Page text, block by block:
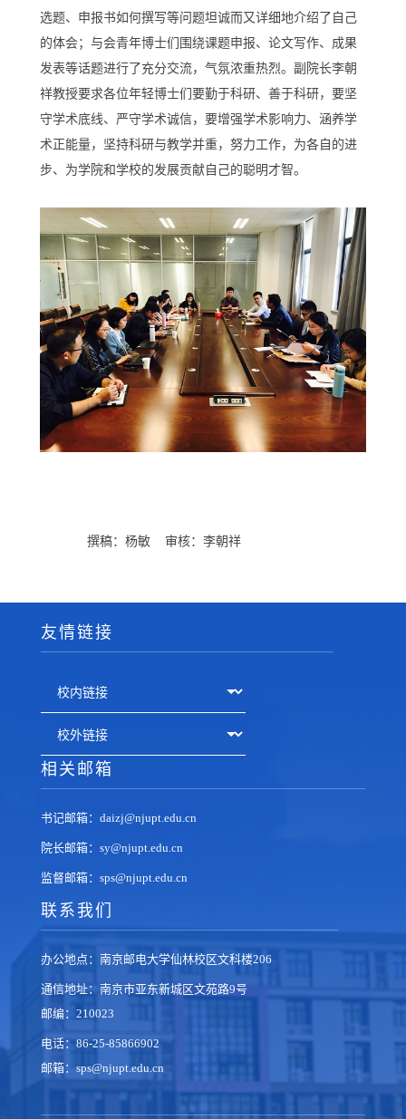
选题、申报书如何撰写等问题坦诚而又详细地介绍了自己
的体会；与会青年博士们围绕课题申报、论文写作、成果
发表等话题进行了充分交流，气氛浓重热烈。副院长李朝
祥教授要求各位年轻博士们要勤于科研、善于科研，要坚
守学术底线、严守学术诚信，要增强学术影响力、涵养学
术正能量，坚持科研与教学并重，努力工作，为各自的进
步、为学院和学校的发展贡献自己的聪明才智。
撰稿：杨敏 审核：李朝祥
友情链接
相关邮箱
书记邮箱：daizj@njupt.edu.cn
院长邮箱：sy@njupt.edu.cn
监督邮箱：sps@njupt.edu.cn
联系我们
办公地点：南京邮电大学仙林校区文科楼206
通信地址：南京市亚东新城区文苑路9号
邮编：210023
电话：86-25-85866902
邮箱：sps@njupt.edu.cn